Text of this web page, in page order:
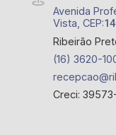
Avenida
Vista, CEP:
Ribeirão
(16) 3620-
Creci: